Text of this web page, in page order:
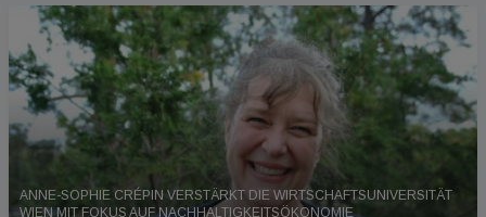
ANNE-SOPHIE CRÉPIN VERSTÄRKT DIE WIRTSCHAFTSUNIVERSITÄT
WIEN MIT FOKUS AUF NACHHALTIGKEITSÖKONOMIE